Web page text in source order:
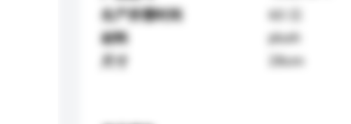
生产所需时间
60 日
材料
plush
28cm